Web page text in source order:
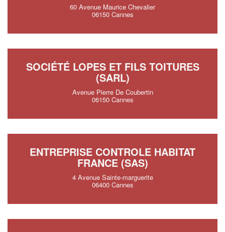
60 Avenue Maurice Chevalier
06150 Cannes
SOCIÉTÉ LOPES ET FILS TOITURES
(SARL)
Avenue Pierre De Coubertin
06150 Cannes
ENTREPRISE CONTROLE HABITAT
FRANCE (SAS)
4 Avenue Sainte-marguerite
06400 Cannes